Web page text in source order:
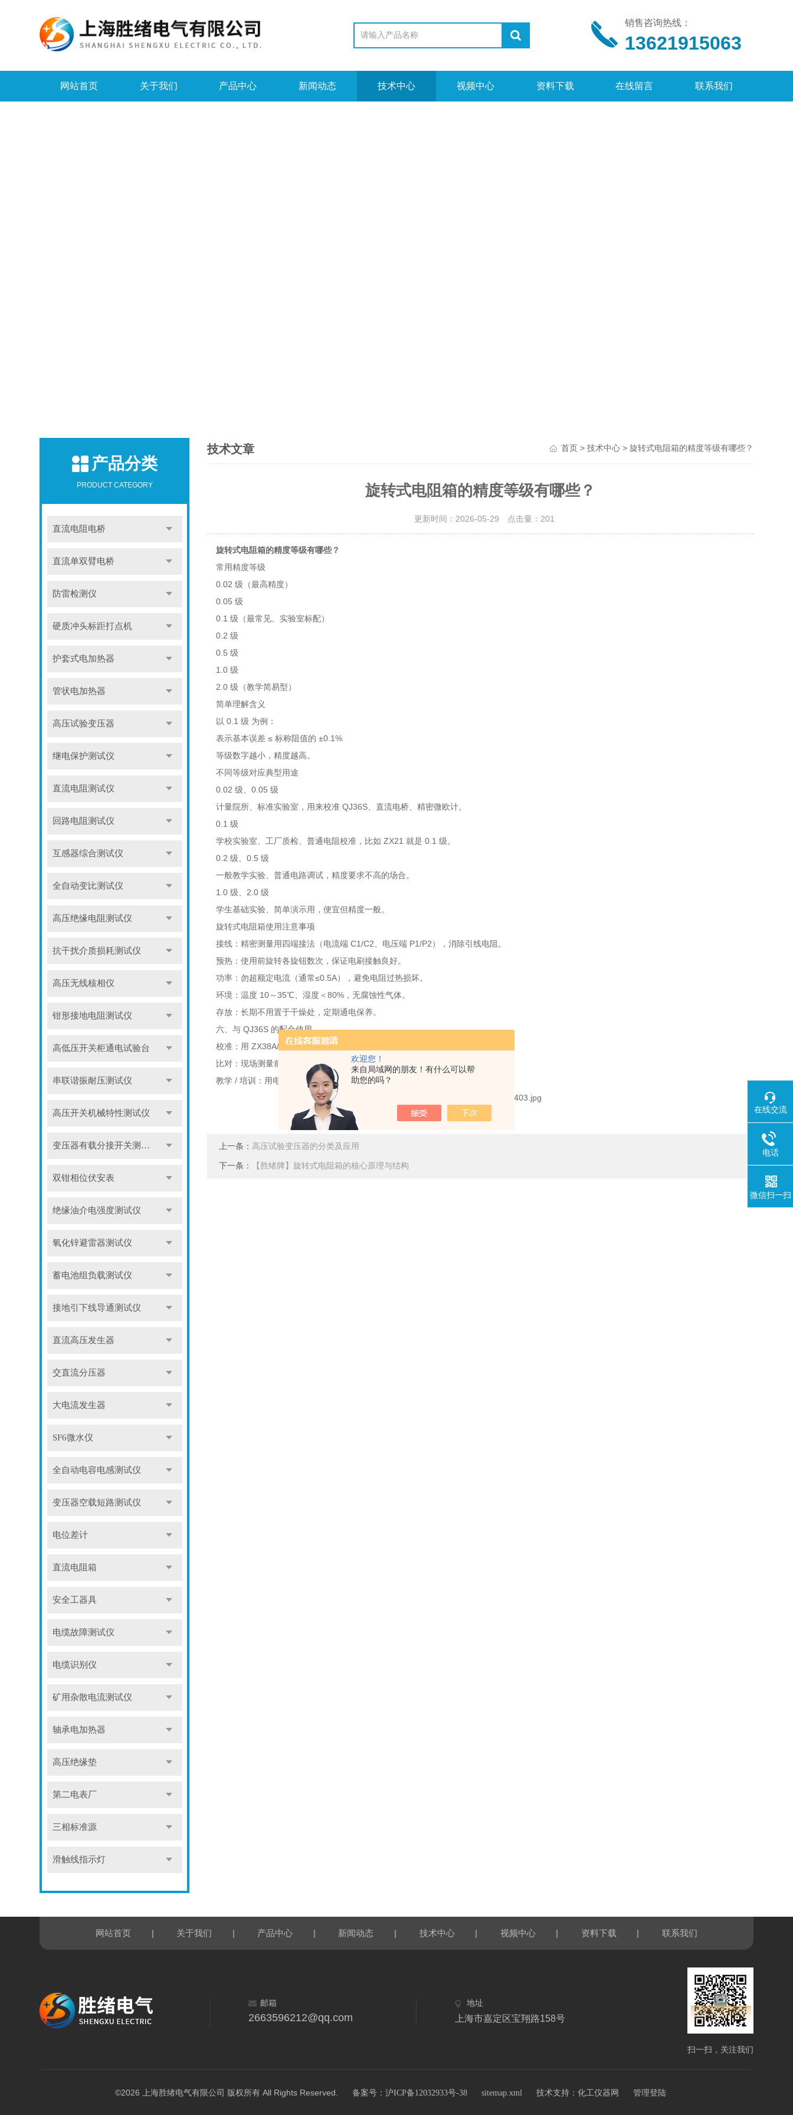
欢迎您！
来自局域网的朋友！有什么可以帮
助您的吗？
销售咨询热线：
13621915063
网站首页 关于我们 产品中心 新闻动态 技术中心 视频中心 资料下载 在线留言 联系我们
产品分类
PRODUCT CATEGORY
直流电阻电桥
直流单双臂电桥
防雷检测仪
硬质冲头标距打点机
护套式电加热器
管状电加热器
高压试验变压器
继电保护测试仪
直流电阻测试仪
回路电阻测试仪
互感器综合测试仪
全自动变比测试仪
高压绝缘电阻测试仪
抗干扰介质损耗测试仪
高压无线核相仪
钳形接地电阻测试仪
高低压开关柜通电试验台
串联谐振耐压测试仪
高压开关机械特性测试仪
变压器有载分接开关测试仪
双钳相位伏安表
绝缘油介电强度测试仪
氧化锌避雷器测试仪
蓄电池组负载测试仪
接地引下线导通测试仪
直流高压发生器
交直流分压器
大电流发生器
SF6微水仪
全自动电容电感测试仪
变压器空载短路测试仪
电位差计
直流电阻箱
安全工器具
电缆故障测试仪
电缆识别仪
矿用杂散电流测试仪
轴承电加热器
高压绝缘垫
第二电表厂
三相标准源
滑触线指示灯
技术文章 首页> 技术中心> 旋转式电阻箱的精度等级有哪些？
旋转式电阻箱的精度等级有哪些？
更新时间：2026-05-29 点击量： 201
旋转式电阻箱的精度等级有哪些？
常用精度等级
0.02 级（最高精度）
0.05 级
0.1 级（最常见、实验室标配）
0.2 级
0.5 级
1.0 级
2.0 级（教学简易型）
简单理解含义
以 0.1 级 为例：
表示基本误差 ≤ 标称阻值的 ±0.1%
等级数字越小，精度越高。
不同等级对应典型用途
0.02 级、0.05 级
计量院所、标准实验室，用来校准 QJ36S、直流电桥、精密微欧计。
0.1 级
学校实验室、工厂质检、普通电阻校准，比如 ZX21 就是 0.1 级。
0.2 级、0.5 级
一般教学实验、普通电路调试，精度要求不高的场合。
1.0 级、2.0 级
学生基础实验、简单演示用，便宜但精度一般。
旋转式电阻箱使用注意事项
接线：精密测量用四端接法（电流端 C1/C2、电压端 P1/P2），消除引线电阻。
预热：使用前旋转各旋钮数次，保证电刷接触良好。
功率：勿超额定电流（通常≤0.5A），避免电阻过热损坏。
环境：温度 10～35℃、湿度＜80%，无腐蚀性气体。
存放：长期不用置于干燥处，定期通电保养。
六、与 QJ36S 的配合使用
校准：用 ZX38A/ZX54 作为标准，定期校准 QJ36S 的测量精度。
比对：现场测量前，用电阻箱设定已知阻值，验证仪器工作正常。
教学 / 培训：用电阻箱模拟低阻样品，演示 QJ36S 四线测量原理与操作。
上一条： 高压试验变压器的分类及应用
下一条： 【胜绪牌】旋转式电阻箱的核心原理与结构
网站首页 | 关于我们 | 产品中心 | 新闻动态 | 技术中心 | 视频中心 | 资料下载 | 联系我们
邮箱
2663596212@qq.com
地址
上海市嘉定区宝翔路158号
扫一扫，关注我们
©2026 上海胜绪电气有限公司 版权所有 All Rights Reserved. 备案号：沪ICP备12032933号-38 sitemap.xml 技术支持： 化工仪器网 管理登陆
在线交流
电话
微信扫一扫